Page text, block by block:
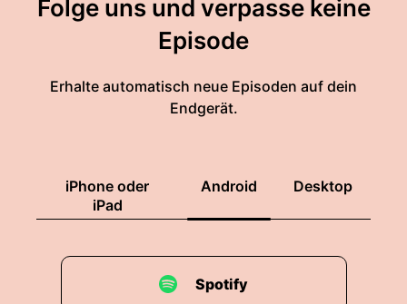
Folge uns und verpasse keine
Episode
Erhalte automatisch neue Episoden auf dein
Endgerät.
iPhone oder
iPad
Android Desktop
Spotify